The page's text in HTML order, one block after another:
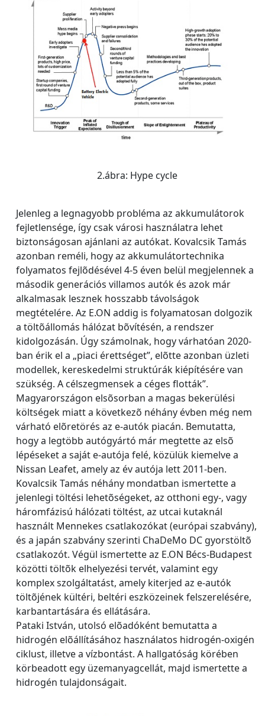
2.ábra: Hype cycle
Jelenleg a legnagyobb probléma az akkumulátorok
fejletlensége, így csak városi használatra lehet
biztonságosan ajánlani az autókat. Kovalcsik Tamás
azonban reméli, hogy az akkumulátortechnika
folyamatos fejlõdésével 4-5 éven belül megjelennek a
második generációs villamos autók és azok már
alkalmasak lesznek hosszabb távolságok
megtételére. Az E.ON addig is folyamatosan dolgozik
a töltõállomás hálózat bõvítésén, a rendszer
kidolgozásán. Úgy számolnak, hogy várhatóan 2020-
ban érik el a „piaci érettséget”, elõtte azonban üzleti
modellek, kereskedelmi struktúrák kiépítésére van
szükség. A célszegmensek a céges flották”.
Magyarországon elsõsorban a magas bekerülési
költségek miatt a következõ néhány évben még nem
várható elõretörés az e-autók piacán. Bemutatta,
hogy a legtöbb autógyártó már megtette az elsõ
lépéseket a saját e-autója felé, közülük kiemelve a
Nissan Leafet, amely az év autója lett 2011-ben.
Kovalcsik Tamás néhány mondatban ismertette a
jelenlegi töltési lehetõségeket, az otthoni egy-, vagy
háromfázisú hálózati töltést, az utcai kutaknál
használt Mennekes csatlakozókat (európai szabvány),
és a japán szabvány szerinti ChaDeMo DC gyorstöltõ
csatlakozót. Végül ismertette az E.ON Bécs-Budapest
közötti töltõk elhelyezési tervét, valamint egy
komplex szolgáltatást, amely kiterjed az e-autók
töltõjének kültéri, beltéri eszközeinek felszerelésére,
karbantartására és ellátására.
Pataki István, utolsó elõadóként bemutatta a
hidrogén elõállításához használatos hidrogén-oxigén
ciklust, illetve a vízbontást. A hallgatóság körében
körbeadott egy üzemanyagcellát, majd ismertette a
hidrogén tulajdonságait.